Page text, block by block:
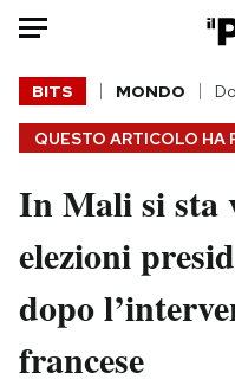
HOME
Italia
Politica
Tecnologia
Scienza
QUESTO ARTICOLO HA
BITS MONDO
In Mali si sta
elezioni
dopo
francese